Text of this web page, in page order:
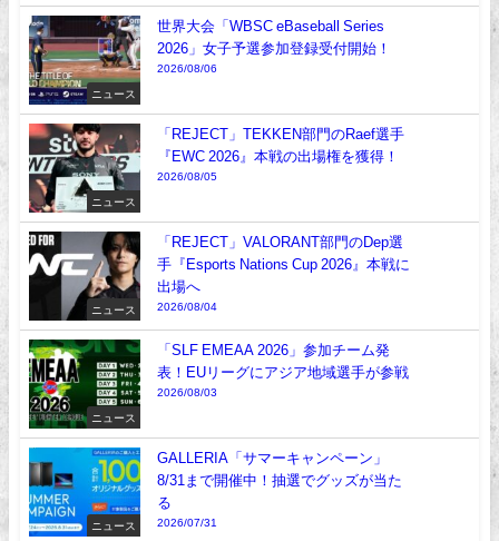
ニュース
世界大会「WBSC eBaseball Series
2026」女子予選参加登録受付開始！
2026/08/06
ニュース
「REJECT」TEKKEN部門のRaef選手
『EWC 2026』本戦の出場権を獲得！
2026/08/05
ニュース
「REJECT」VALORANT部門のDep選
手『Esports Nations Cup 2026』本戦に
出場へ
2026/08/04
ニュース
「SLF EMEAA 2026」参加チーム発
表！EUリーグにアジア地域選手が参戦
2026/08/03
ニュース
GALLERIA「サマーキャンペーン」
8/31まで開催中！抽選でグッズが当た
る
2026/07/31